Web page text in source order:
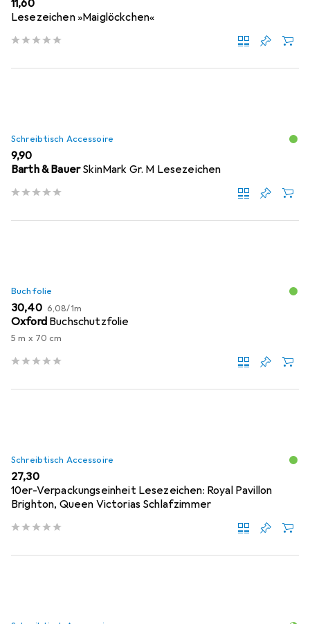
EUR
11,60
Lesezeichen »Maiglöckchen«
Schreibtisch Accessoire
EUR
9,90
Barth & BauerSkinMark Gr. M Lesezeichen
Buchfolie
EUR
30,40 EUR
6,08/1m
Oxford Buchschutzfolie
5 m x 70 cm
Schreibtisch Accessoire
EUR
27,30
10er-Verpackungseinheit Lesezeichen: Royal Pavillon
Brighton, Queen Victorias Schlafzimmer